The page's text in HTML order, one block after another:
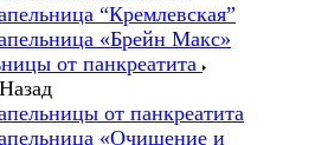
“Кремлевская”
«Брейн Макс»
от панкреатита
Назад
от панкреатита
«Очищение и